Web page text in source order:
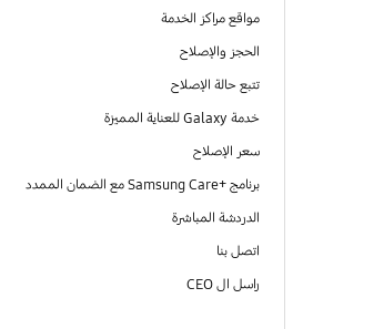
مواقع مراكز الخدمة
الحجز والإصلاح
تتبع حالة الإصلاح
خدمة Galaxy للعناية المميزة
سعر الإصلاح
برنامج +Samsung Care مع الضمان الممدد
الدردشة المباشرة
اتصل بنا
راسل ال CEO